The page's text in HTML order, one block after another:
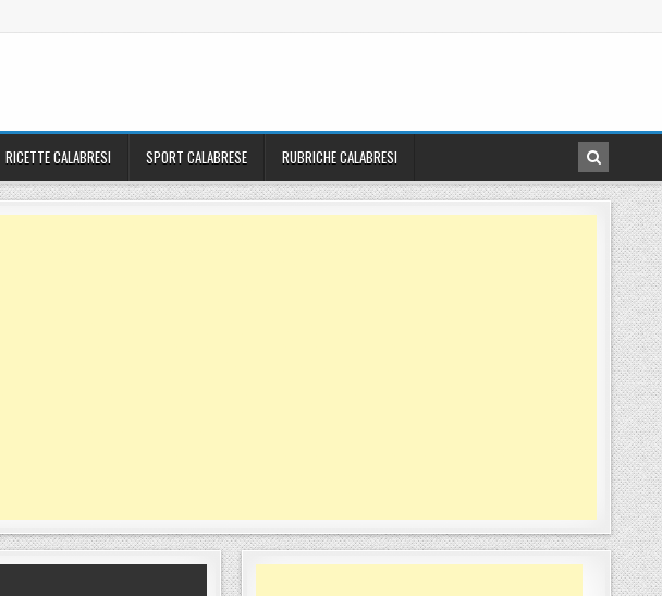
RICETTE CALABRESI SPORT CALABRESE RUBRICHE CALABRESI